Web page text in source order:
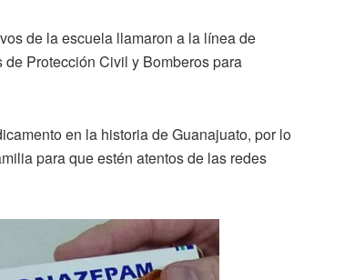
de la escuela llamaron a la línea de
Protección Civil y Bomberos para
en la historia de Guanajuato, por lo
para que estén atentos de las redes